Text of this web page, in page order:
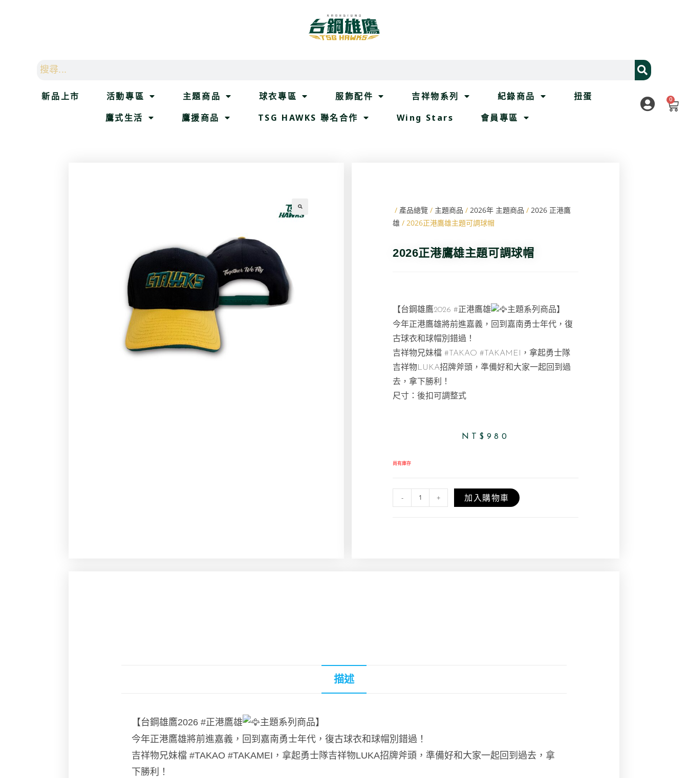
新品上市 活動專區 主題商品 球衣專區 服飾配件 吉祥物系列 紀錄商品
扭蛋
鷹式生活
鷹援商品 TSG HAWKS 聯名合作 Wing Stars 會員專區
0
/ 產品總覽 / 主題商品 / 2026年 主題商品 / 2026 正港鷹
雄 / 2026正港鷹雄主題可調球帽
2026正港鷹雄主題可調球帽
【台鋼雄鷹2026 #正港鷹雄
主題系列商品】
今年正港鷹雄將前進嘉義，回到嘉南勇士年代，復
古球衣和球帽別錯過！
吉祥物兄妹檔 #TAKAO #TAKAMEI
，拿起勇士隊
吉祥物LUKA招牌斧頭，準備好和大家一起回到過
去，拿下勝利！
尺寸：後扣可調整式
NT$ 980
尚有庫存
- + 加入購物車
描述
【台鋼雄鷹2026#正港鷹雄
主題系列商品】
今年正港鷹雄將前進嘉義，回到嘉南勇士年代，復古球衣和球帽別錯過！
吉祥物兄妹檔#TAKAO #TAKAMEI ，拿起勇士隊吉祥物LUKA招牌斧頭，準備好和大家一起回到過去，拿
下勝利！